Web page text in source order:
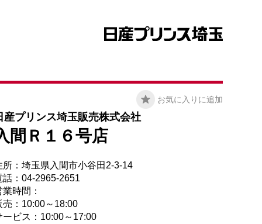
お気に入りに追加
産プリンス埼玉販売株式会社
間Ｒ１６号店
所：埼玉県入間市小谷田2-3-14
話：04-2965-2651
業時間：
売：10:00～18:00
ービス：10:00～17:00